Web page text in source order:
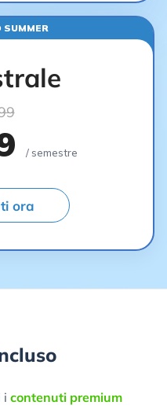
SUMMER
/ semestre
ora
i contenuti premium